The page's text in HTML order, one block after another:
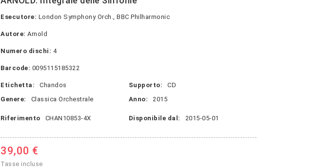
Esecutore: London Symphony Orch., BBC Philharmonic
Autore: Arnold
Numero dischi: 4
Barcode: 0095115185322
Etichetta: Chandos Supporto:
CD
Genere:
Classica Orchestrale Anno: 2015
Riferimento CHAN10853-4X Disponibile dal: 2015-05-01
39,00 €
Tasse incluse